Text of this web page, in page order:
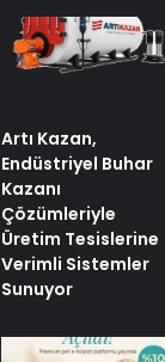
Artı Kazan,
Endüstriyel Buhar
Kazanı
Çözümleriyle
Üretim Tesislerine
Verimli Sistemler
Sunuyor